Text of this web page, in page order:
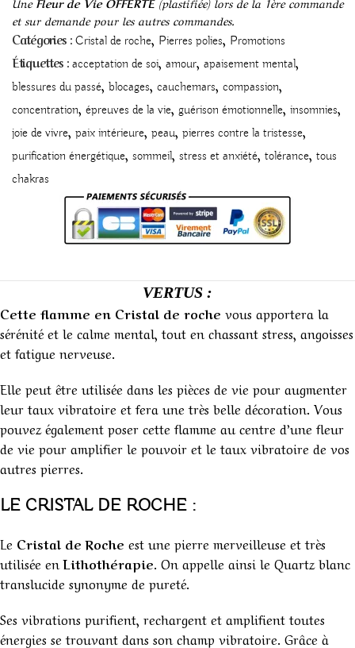
et sur demande pour les autres commandes.
Catégories : Cristal de roche, Pierres polies, Promotions
Étiquettes : acceptation de soi, amour, apaisement mental,
blessures du passé, blocages, cauchemars, compassion,
concentration, épreuves de la vie, guérison émotionnelle, insomnies,
joie de vivre, paix intérieure, peau, pierres contre la tristesse,
purification énergétique, sommeil, stress et anxiété, tolérance, tous
chakras
VERTUS :
Cette flamme en Cristal de roche vous apportera la
sérénité et le calme mental, tout en chassant stress, angoisses
et fatigue nerveuse.
Elle peut être utilisée dans les pièces de vie pour augmenter
leur taux vibratoire et fera une très belle décoration. Vous
pouvez également poser cette flamme au centre d’une fleur
de vie pour amplifier le pouvoir et le taux vibratoire de vos
autres pierres.
LE CRISTAL DE ROCHE :
Le Cristal de Roche est une pierre merveilleuse et très
utilisée enLithothérapie. On appelle ainsi le Quartz blanc
translucide synonyme de pureté.
Ses vibrations purifient, rechargent et amplifient toutes
énergies se trouvant dans son champ vibratoire. Grâce à